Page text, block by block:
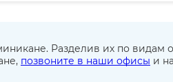
Разделив их по видам
позвоните в наши офисы и